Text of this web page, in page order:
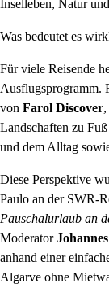
Inselleben, Natur
Was bedeutet es
Für viele Reisende
Ausflugsprogramm.
von Farol Discover
Landschaften zu
und dem Alltag
Diese Perspektive
Paulo an der SWR-
Pauschalurlaub an
Moderator
anhand einer
Algarve ohne